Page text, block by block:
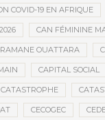
COVID-19 EN AFRIQUE
CAN FÉMININE
OUATTARA
CAPITAL SOCIAL
CATASTROPHE
CECOGEC